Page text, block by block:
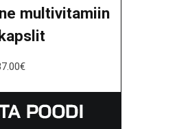
multivitamiin
€